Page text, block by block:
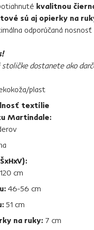
kvalitnou
sú aj opierky na
odporúčaná
stoličke dostanete ako
plast
textílie
Martindale:
cm
46-56 cm
51 cm
na ruky: 7 cm